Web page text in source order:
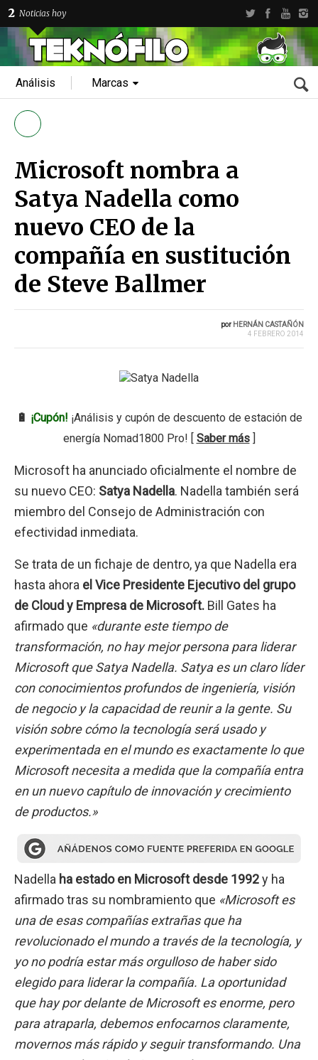
2 Noticias hoy
Análisis Marcas
Microsoft nombra a
Satya Nadella como
nuevo CEO de la
compañía en sustitución
de Steve Ballmer
por HERNÁN CASTAÑÓN
4 FEBRERO 2014
🔋 ¡Cupón! ¡Análisis y cupón de descuento de estación de
energía Nomad1800 Pro! [ Saber más]
Microsoft ha anunciado oficialmente el nombre de
su nuevo CEO: Satya Nadella. Nadella también será
miembro del Consejo de Administración con
efectividad inmediata.
Se trata de un fichaje de dentro, ya que Nadella era
hasta ahora el Vice Presidente Ejecutivo del grupo
de Cloud y Empresa de Microsoft. Bill Gates ha
afirmado que «durante este tiempo de
transformación, no hay mejor persona para liderar
Microsoft que Satya Nadella. Satya es un claro líder
con conocimientos profundos de ingeniería, visión
de negocio y la capacidad de reunir a la gente. Su
visión sobre cómo la tecnología será usado y
experimentada en el mundo es exactamente lo que
Microsoft necesita a medida que la compañía entra
en un nuevo capítulo de innovación y crecimiento
de productos.»
Nadella ha estado en Microsoft desde 1992y ha
afirmado tras su nombramiento que «Microsoft es
una de esas compañías extrañas que ha
revolucionado el mundo a través de la tecnología, y
yo no podría estar más orgulloso de haber sido
elegido para liderar la compañía. La oportunidad
que hay por delante de Microsoft es enorme, pero
para atraparla, debemos enfocarnos claramente,
movernos más rápido y seguir transformando. Una